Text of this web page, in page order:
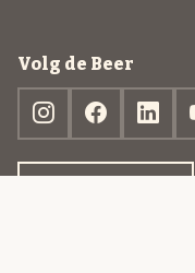
Volg de Beer